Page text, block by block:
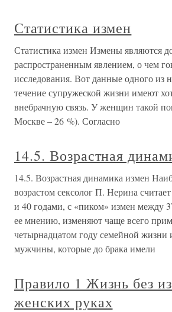
Статистика измен
Статистика измен Измены являются
распространенным явлением, о чем
исследования. Вот данные одного из
течение супружеской жизни имеют
внебрачную связь. У женщин такой
Москве – 26 %). Согласно
14.5. Возрастная
14.5. Возрастная динамика измен
возрастом сексолог П. Нерина
и 40 годами, с «пиком» измен между
ее мнению, изменяют чаще всего
четырнадцатом году семейной жизни
мужчины, которые до брака имели
Правило 1 Жизнь без
женских руках